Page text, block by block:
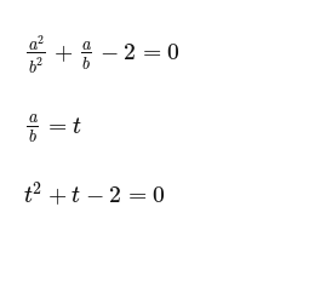
a2
b2 +
a
b
− 2 = 0
a
b
= t
t2 + t − 2 = 0